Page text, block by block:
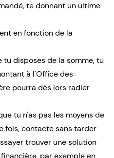
te donnant un ultime
en fonction de la
disposes de la somme, tu
à l'Office des
pourra dès lors radier
tu n'as pas les moyens de
fois, contacte sans tarder
trouver une solution
par exemple en